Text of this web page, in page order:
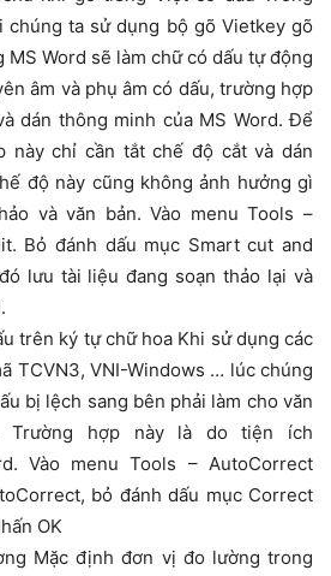
ta sử dụng bộ gõ Vietkey gõ
Word sẽ làm chữ có dấu tự động
âm và phụ âm có dấu, trường hợp
dán thông minh của MS Word. Để
này chỉ cần tắt chế độ cắt và dán
độ này cũng không ảnh hưởng gì
và văn bản. Vào menu Tools –
Bỏ đánh dấu mục Smart cut and
lưu tài liệu đang soạn thảo lại và
trên ký tự chữ hoa Khi sử dụng các
TCVN3, VNI-Windows … lúc chúng
bị lệch sang bên phải làm cho văn
Trường hợp này là do tiện ích
Vào menu Tools – AutoCorrect
bỏ đánh dấu mục Correct
OK
Mặc định đơn vị đo lường trong